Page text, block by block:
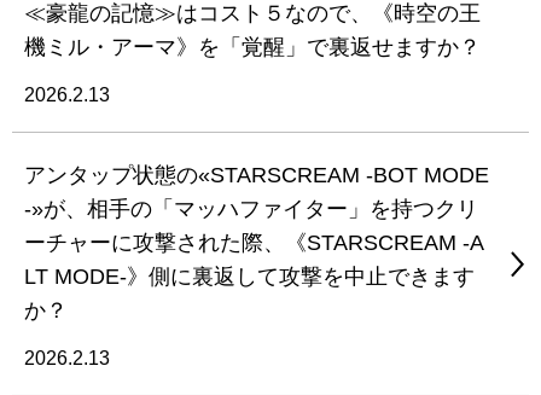
≪豪龍の記憶≫はコスト５なので、《時空の王
機ミル・アーマ》を「覚醒」で裏返せますか？
2026.2.13
アンタップ状態の«STARSCREAM -BOT MODE
-»が、相手の「マッハファイター」を持つクリ
ーチャーに攻撃された際、《STARSCREAM -A
LT MODE-》側に裏返して攻撃を中止できます
か？
2026.2.13